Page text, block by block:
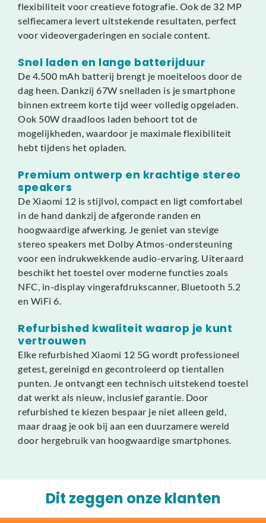
flexibiliteit voor creatieve fotografie. Ook de 32 MP
selfiecamera levert uitstekende resultaten, perfect
voor videovergaderingen en sociale content.
Snel laden en lange batterijduur
De 4.500 mAh batterij brengt je moeiteloos door de
dag heen. Dankzij 67W snelladen is je smartphone
binnen extreem korte tijd weer volledig opgeladen.
Ook 50W draadloos laden behoort tot de
mogelijkheden, waardoor je maximale flexibiliteit
hebt tijdens het opladen.
Premium ontwerp en krachtige stereo
speakers
De Xiaomi 12 is stijlvol, compact en ligt comfortabel
in de hand dankzij de afgeronde randen en
hoogwaardige afwerking. Je geniet van stevige
stereo speakers met Dolby Atmos-ondersteuning
voor een indrukwekkende audio-ervaring. Uiteraard
beschikt het toestel over moderne functies zoals
NFC, in-display vingerafdrukscanner, Bluetooth 5.2
en WiFi 6.
Refurbished kwaliteit waarop je kunt
vertrouwen
Elke refurbished Xiaomi 12 5G wordt professioneel
getest, gereinigd en gecontroleerd op tientallen
punten. Je ontvangt een technisch uitstekend toestel
dat werkt als nieuw, inclusief garantie. Door
refurbished te kiezen bespaar je niet alleen geld,
maar draag je ook bij aan een duurzamere wereld
door hergebruik van hoogwaardige smartphones.
Dit zeggen onze klanten